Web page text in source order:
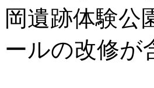
岡遺跡体験公
ールの改修が